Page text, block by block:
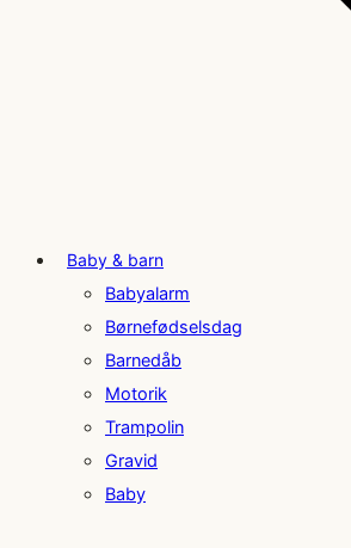
Baby & barn
Babyalarm
Børnefødselsdag
Barnedåb
Motorik
Trampolin
Gravid
Baby